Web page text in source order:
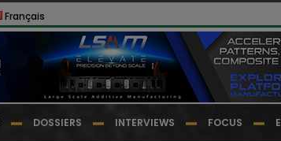
Français
DOSSIERS INTERVIEWS FOCUS